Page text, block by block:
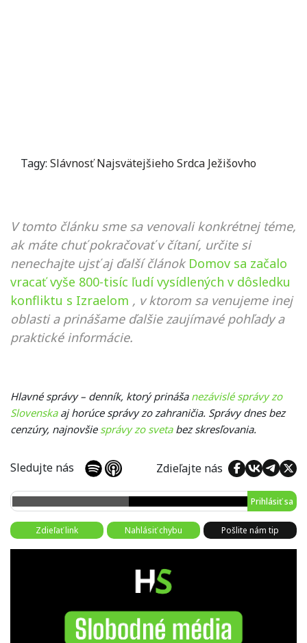
Tagy: Slávnosť Najsvätejšieho Srdca Ježišovho
V tomto článku sme sa venovali konkrétnej téme,
ak máte chuť pokračovať v čítaní, určite si
nenechajte ujsť aj ďalší článok Domov sa začalo
vracať vyše 800-tisíc ľudí vysídlených v dôsledku
konfliktu s Izraelom , v ktorom sa venujeme inej
oblasti a prinášame ďalšie zaujímavé pohľady a
praktické informácie.
Hlavné správy – denník, ktorý prináša nezávislé správy zo
Slovenskaaj horúce správy zo zahraničia. Správy dnes bez
cenzúry, najnovšie správy zo svetabez skresľovania.
Sledujte nás Zdieľajte nás
Prihlásiť sa
Zdieľať link Nahlásiť chybu Pošlite nám tip